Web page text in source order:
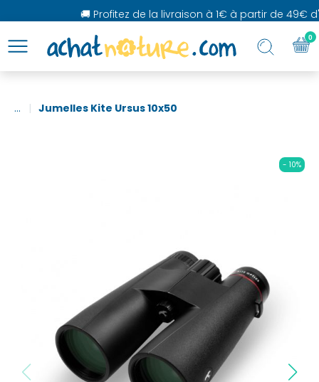
🚚 Profitez de la livraison à 1€ à partir de 49€
... Jumelles Kite Ursus 10x50
- 10%
0